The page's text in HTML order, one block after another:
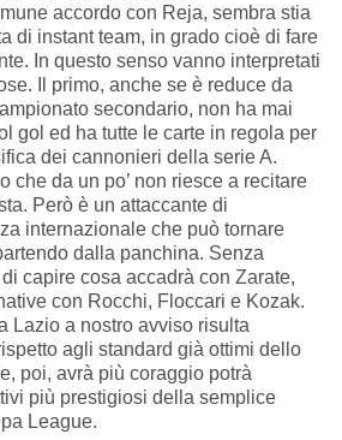
accordo con Reja, sembra stia
di instant team, in grado cioè di fare
In questo senso vanno interpretati
Il primo, anche se è reduce da
secondario, non ha mai
gol ed ha tutte le carte in regola per
dei cannonieri della serie A.
che da un po’ non riesce a recitare
Però è un attaccante di
internazionale che può tornare
dalla panchina. Senza
capire cosa accadrà con Zarate,
con Rocchi, Floccari e Kozak.
Lazio a nostro avviso risulta
agli standard già ottimi dello
poi, avrà più coraggio potrà
più prestigiosi della semplice
League.